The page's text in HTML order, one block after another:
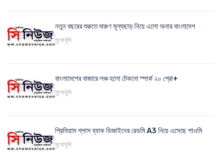
নতুন বছরের শুরুতে দারুণ মূল্যছাড় নিয়ে এলো অনার বাংলাদেশ
মুখোমুখি
বাংলাদেশের বাজারে লঞ্চ হলো টেকনো স্পার্ক ২০ প্রো+
মুখোমুখি
প্রিমিয়াম গ্লাস ব্যাক ডিজাইনের রেডমি A3 নিয়ে এসেছে শাওমি
মুখোমুখি